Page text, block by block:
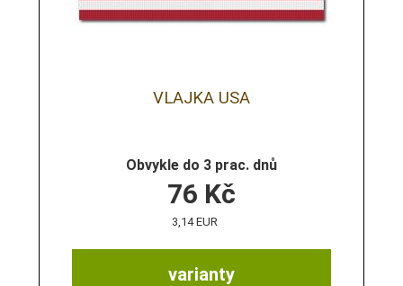
VLAJKA USA
Obvykle do 3 prac. dnů
varianty
76 Kč
3,14 EUR